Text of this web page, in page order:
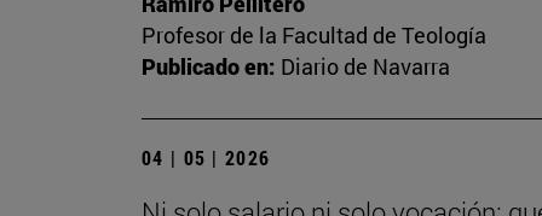
Profesor de la Facultad de Teología
Publicado en: Diario de Navarra
04 | 05 | 2026